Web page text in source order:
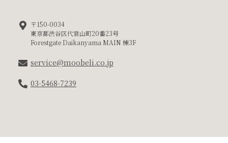
〒150-0034
東京都渋谷区代官山町20番23号
Forestgate Daikanyama MAIN 棟3F
service@moobeli.co.jp
03-5468-7239